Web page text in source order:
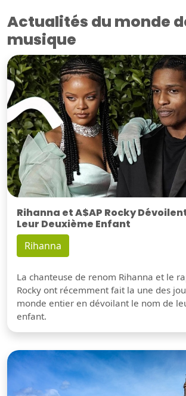
Actualités du monde
musique
Rihanna et A$AP Rocky
Leur Deuxième Enfant
Rihanna
La chanteuse de renom Rihanna et le
Rocky ont récemment fait la une des
monde entier en dévoilant le nom de
enfant.